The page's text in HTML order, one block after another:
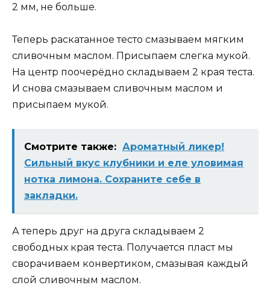
2 мм, не больше.
Теперь раскатанное тесто смазываем мягким
сливочным маслом. Присыпаем слегка мукой.
На центр поочерёдно складываем 2 края теста.
И снова смазываем сливочным маслом и
присыпаем мукой.
Смотрите также: Ароматный ликер!
Сильный вкус клубники и еле уловимая
нотка лимона. Сохраните себе в
закладки.
А теперь друг на друга складываем 2
свободных края теста. Получается пласт мы
сворачиваем конвертиком, смазывая каждый
слой сливочным маслом.